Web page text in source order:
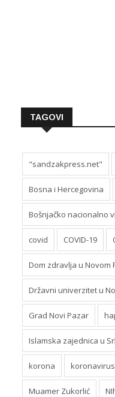
TAGOVI
"sandzakpress.net"
Bosna i Hercegovina
Bošnjačko nacionalno
covid COVID-19
Dom zdravlja u Novom
Državni univerzitet u
Grad Novi Pazar
Islamska zajednica u
korona koronavirus
Muamer Zukorlić